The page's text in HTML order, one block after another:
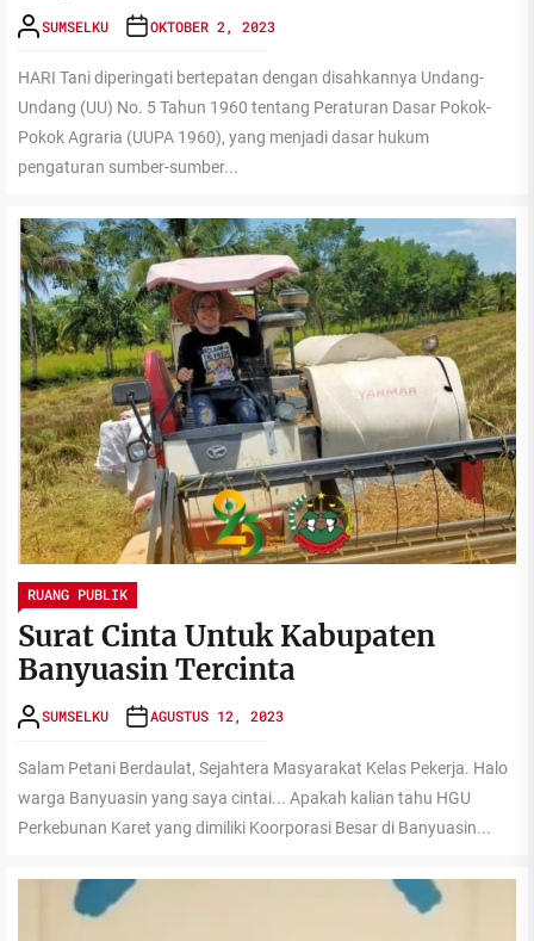
SUMSELKU OKTOBER 2, 2023
HARI Tani diperingati bertepatan dengan disahkannya Undang-
Undang (UU) No. 5 Tahun 1960 tentang Peraturan Dasar Pokok-
Pokok Agraria (UUPA 1960), yang menjadi dasar hukum
pengaturan sumber-sumber...
RUANG PUBLIK
Surat Cinta Untuk Kabupaten
Banyuasin Tercinta
SUMSELKU AGUSTUS 12, 2023
Salam Petani Berdaulat, Sejahtera Masyarakat Kelas Pekerja. Halo
warga Banyuasin yang saya cintai... Apakah kalian tahu HGU
Perkebunan Karet yang dimiliki Koorporasi Besar di Banyuasin...